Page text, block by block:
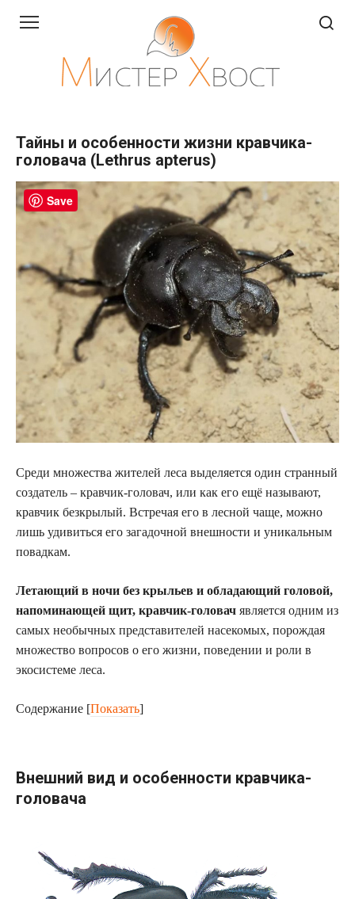
Тайны и особенности жизни кравчика-
головача (Lethrus apterus)
Среди множества жителей леса выделяется один странный
создатель – кравчик-головач, или как его ещё называют,
кравчик безкрылый. Встречая его в лесной чаще, можно
лишь удивиться его загадочной внешности и уникальным
повадкам.
Летающий в ночи без крыльев и обладающий головой,
напоминающей щит, кравчик-головач является одним из
самых необычных представителей насекомых, порождая
множество вопросов о его жизни, поведении и роли в
экосистеме леса.
Содержание [Показать]
Внешний вид и особенности кравчика-
головача
Save